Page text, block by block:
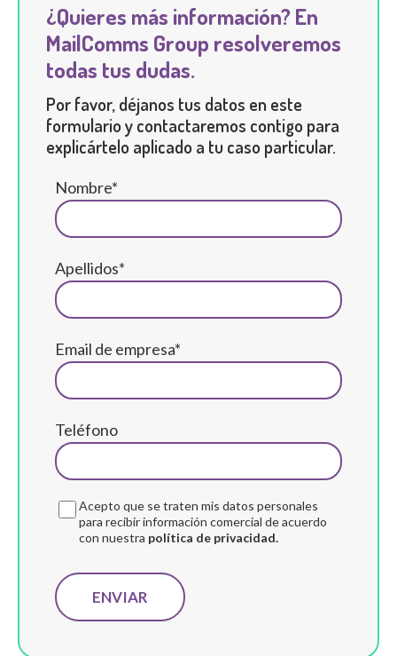
¿Quieres más información? En
MailComms Group resolveremos
todas tus dudas.
Por favor, déjanos tus datos en este
formulario y contactaremos contigo para
explicártelo aplicado a tu caso particular.
Nombre*
Apellidos*
Email de empresa*
Teléfono
Acepto que se traten mis datos personales
para recibir información comercial de acuerdo
con nuestra política de privacidad.